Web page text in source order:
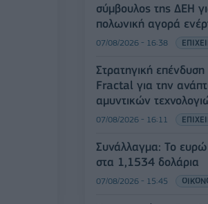
σύμβουλος της ΔΕΗ
πολωνική αγορά
07/08/2026 - 16:38
Στρατηγική επένδυση
Fractal για την
αμυντικών
07/08/2026 - 16:11
Συνάλλαγμα: Το ευρώ
στα 1,1534 δολάρια
07/08/2026 - 15:45